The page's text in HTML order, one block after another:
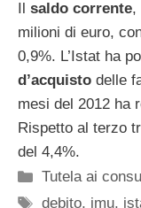
saldo corrente,
milioni di euro,
0,9%. L’Istat ha
d’acquisto delle
mesi del 2012 ha
Rispetto al terzo
del 4,4%.
Categorie
Tutela ai
Tag
debito, imu,